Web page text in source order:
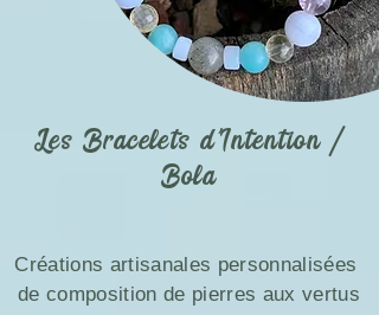
Les Bracelets d'Intention /
Bola
Créations artisanales personnalisées
de composition de pierres aux vertus